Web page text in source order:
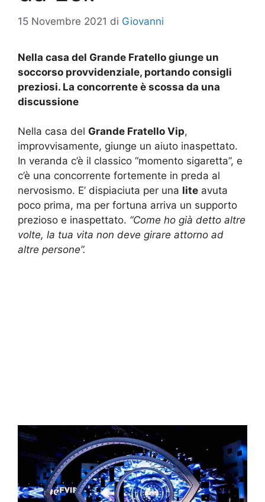
15 Novembre 2021 di Giovanni
Nella casa del Grande Fratello giunge un
soccorso provvidenziale, portando consigli
preziosi. La concorrente è scossa da una
discussione
Nella casa del Grande Fratello Vip,
improvvisamente, giunge un aiuto inaspettato.
In veranda c’è il classico “momento sigaretta”, e
c’è una concorrente fortemente in preda al
nervosismo. E’ dispiaciuta per una lite avuta
poco prima, ma per fortuna arriva un supporto
prezioso e inaspettato. “Come ho già detto altre
volte, la tua vita non deve girare attorno ad
altre persone”.